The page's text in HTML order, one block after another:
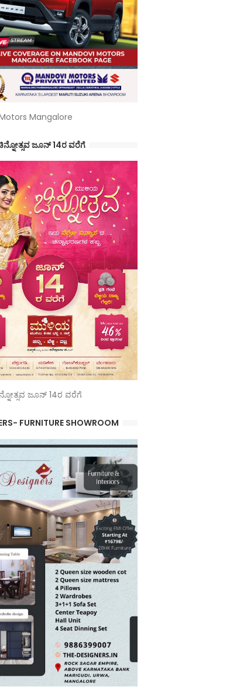
Mangalore
ಜೂನ್ 14ರ ವರೆಗೆ
ಜೂನ್ 14ರ ವರೆಗೆ
FURNITURE SHOWROOM